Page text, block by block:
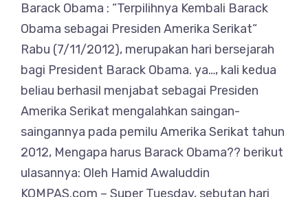
Barack Obama : “Terpilihnya Kembali Barack
Obama sebagai Presiden Amerika Serikat“
Rabu (7/11/2012), merupakan hari bersejarah
bagi President Barack Obama. ya…, kali kedua
beliau berhasil menjabat sebagai Presiden
Amerika Serikat mengalahkan saingan-
saingannya pada pemilu Amerika Serikat tahun
2012, Mengapa harus Barack Obama?? berikut
ulasannya: Oleh Hamid Awaluddin
KOMPAS.com – Super Tuesday, sebutan hari